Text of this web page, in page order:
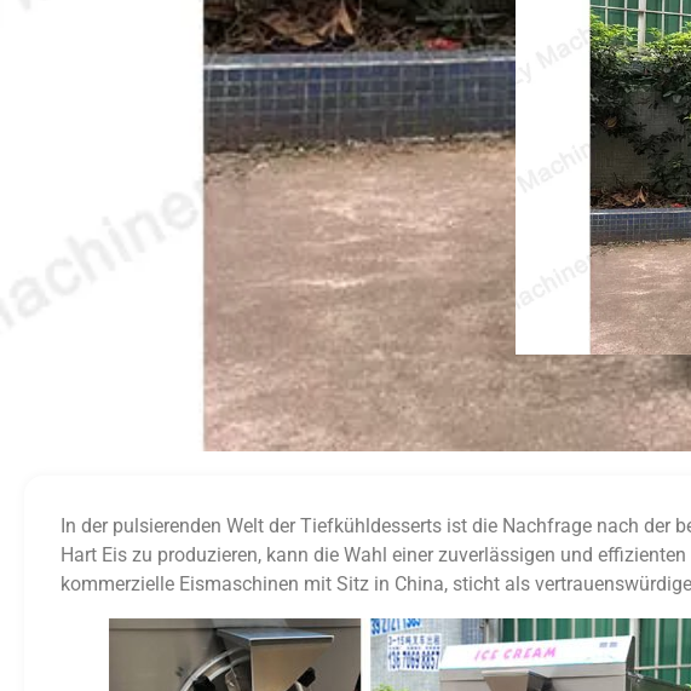
In der pulsierenden Welt der Tiefkühldesserts ist die Nachfrage nach der
Hart Eis zu produzieren, kann die Wahl einer zuverlässigen und
kommerzielle Eismaschinen mit Sitz in China, sticht als